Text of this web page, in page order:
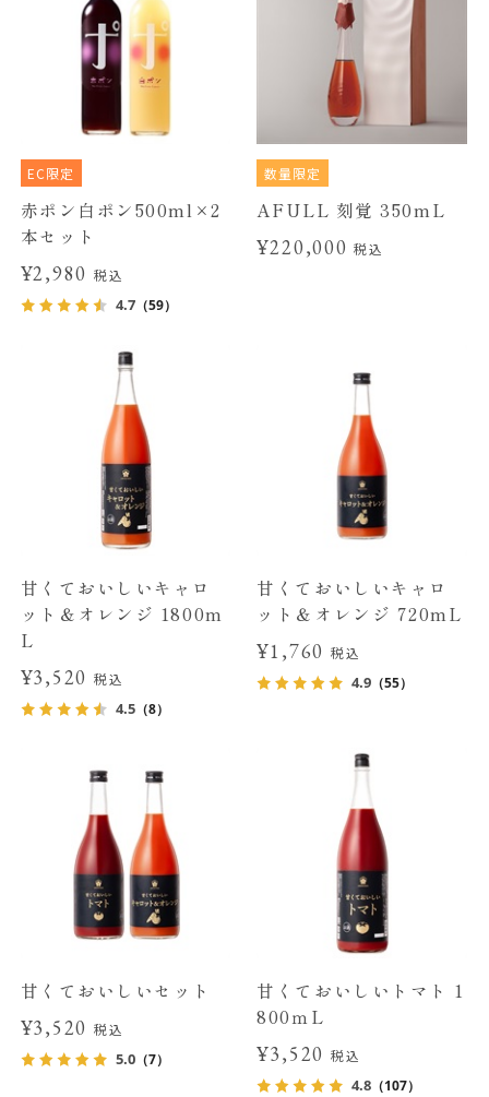
EC限定
赤ポン白ポン500ml×2
本セット
¥2,980税込
4.7（59）
数量限定
AFULL 刻覚 350mL
¥220,000税込
甘くておいしいキャロ
ット＆オレンジ 1800m
L
¥3,520税込
4.5（8）
甘くておいしいキャロ
ット＆オレンジ 720mL
¥1,760 税込
4.9 （55）
甘くておいしいセット
¥3,520税込
5.0（7）
甘くておいしいトマト 1
800ｍL
¥3,520 税込
4.8 （107）